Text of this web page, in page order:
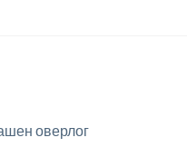
оверлог